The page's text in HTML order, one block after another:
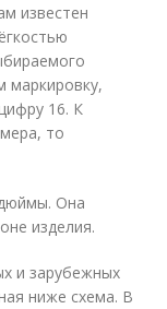
известен
маркировку,
16. К
то
Она
изделия.
и зарубежных
ниже схема. В